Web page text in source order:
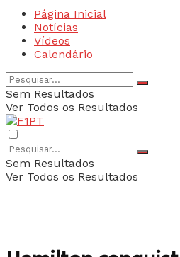
Página Inicial
Notícias
Vídeos
Calendário
Sem Resultados
Ver Todos os Resultados
Sem Resultados
Ver Todos os Resultados